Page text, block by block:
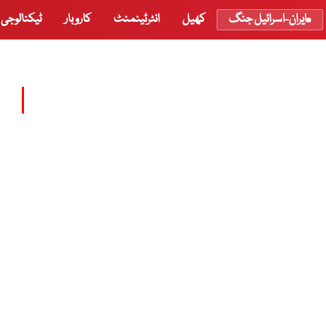
ایران-اسرائیل جنگ کھیل انٹرٹینمنٹ کاروبار ٹیکنالوجی